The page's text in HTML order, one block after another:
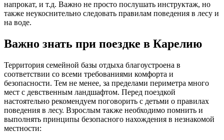
напрокат, и т.д. Важно не просто послушать инструктаж, но
также неукоснительно следовать правилам поведения в лесу и
на воде.
Важно знать при поездке в Карелию
Территория семейной базы отдыха благоустроена в
соответствии со всеми требованиями комфорта и
безопасности. Тем не менее, за пределами периметра много
мест с девственным ландшафтом. Перед поездкой
настоятельно рекомендуем поговорить с детьми о правилах
поведения в лесу. Взрослым также необходимо помнить и
выполнять принципы безопасного нахождения в незнакомой
местности: